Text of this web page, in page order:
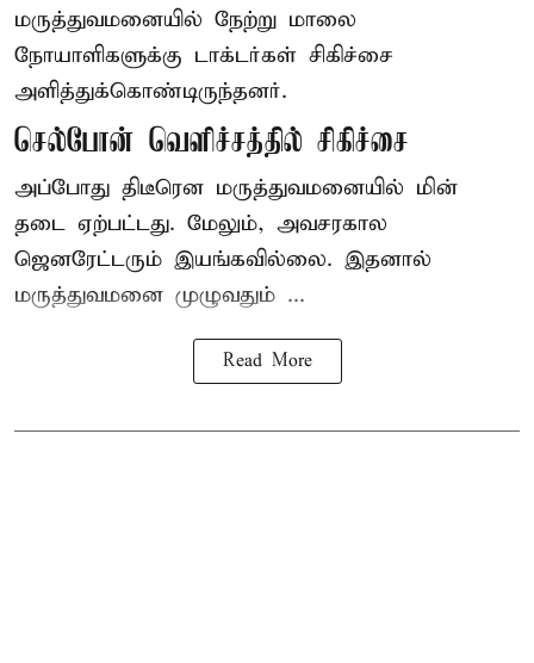
மருத்துவமனையில் நேற்று மாலை
நோயாளிகளுக்கு டாக்டர்கள் சிகிச்சை
அளித்துக்கொண்டிருந்தனர்.
செல்போன் வெளிச்சத்தில் சிகிச்சை
அப்போது திடீரென மருத்துவமனையில் மின்
தடை ஏற்பட்டது. மேலும், அவசரகால
ஜெனரேட்டரும் இயங்கவில்லை. இதனால்
மருத்துவமனை முழுவதும் ...
Read More